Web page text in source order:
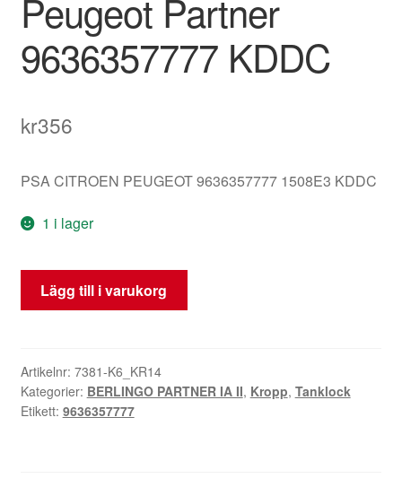
Peugeot Partner
9636357777 KDDC
kr356
PSA CITROEN PEUGEOT 9636357777 1508E3 KDDC
1 i lager
Bränsletanklock
Citroën
Partner
9636357777
KDDC
Lägg till i varukorg
Artikelnr: 7381-K6_KR14
Kategorier: BERLINGO PARTNER IA II, Kropp, Tanklock
Etikett: 9636357777